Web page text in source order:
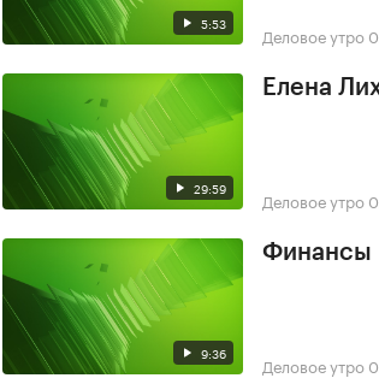
5:53 Деловое утро
29:59
Елена
Деловое утро
9:36
Финансы
Деловое утро